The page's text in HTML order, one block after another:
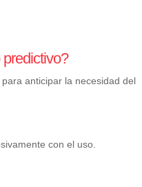
anticipar la necesidad del
con el uso.